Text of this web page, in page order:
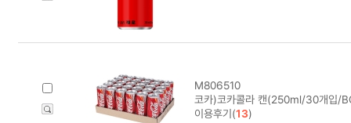
M806510
코카)코카콜라 캔(250ml/30개입/
이용후기(13)